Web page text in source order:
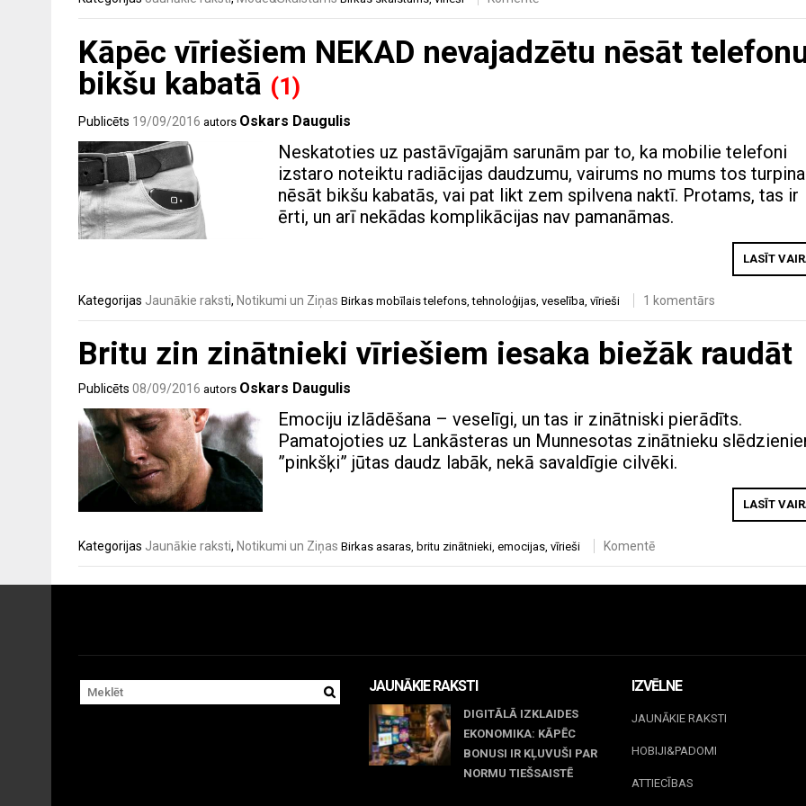
Kāpēc vīriešiem NEKAD nevajadzētu nēsāt
bikšu kabatā (1)
Publicēts 19/09/2016 autors Oskars Daugulis
Neskatoties uz pastāvīgajām sarunām par to, ka mobilie telefoni
izstaro noteiktu radiācijas daudzumu, vairums no mums tos turpina
nēsāt bikšu kabatās, vai pat likt zem spilvena naktī. Protams, tas ir
ērti, un arī nekādas komplikācijas nav pamanāmas.
LASĪT
Kategorijas Jaunākie raksti, Notikumi un Ziņas Birkas mobīlais telefons ,tehnoloģijas veselība vīrieši 1 komentārs
Britu zin zinātnieki vīriešiem iesaka biežāk raudāt
Publicēts 08/09/2016 autors Oskars Daugulis
Emociju izlādēšana – veselīgi, un tas ir zinātniski pierādīts.
Pamatojoties uz Lankāsteras un Munnesotas zinātnieku
”pinkšķi” jūtas daudz labāk, nekā savaldīgie cilvēki.
LASĪT
Kategorijas Jaunākie raksti, Notikumi un Ziņas Birkas asaras, britu zinātnieki, emocijas, vīrieši Komentē
JAUNĀKIE RAKSTI
DIGITĀLĀ IZKLAIDES
EKONOMIKA: KĀPĒC
BONUSI IR KĻUVUŠI PAR
NORMU TIEŠSAISTĒ
IZVĒLNE
JAUNĀKIE RAKSTI
HOBIJI&PADOMI
ATTIECĪBAS